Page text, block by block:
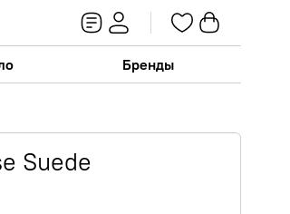
Бренды
Suede